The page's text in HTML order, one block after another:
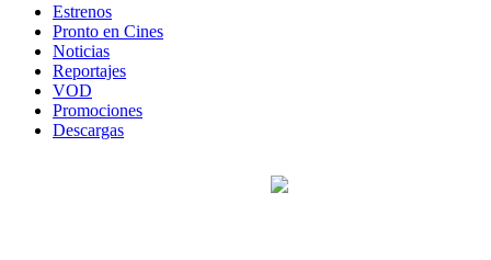
Estrenos
Pronto en Cines
Noticias
Reportajes
VOD
Promociones
Descargas